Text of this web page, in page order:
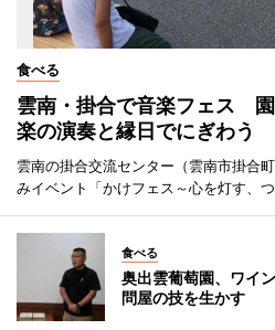
食べる
雲南・掛合で音楽フェス
楽の演奏と縁日でにぎわう
雲南の掛合交流センター（雲南市掛合
みイベント「かけフェス～心を灯す、
食べる
奥出雲葡萄園、ワイ
問屋の技を生かす